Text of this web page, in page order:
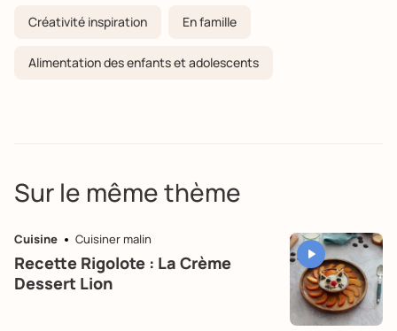
Créativité inspiration En famille
Alimentation des enfants et adolescents
Sur le même thème
Cuisine Cuisiner malin
Recette Rigolote : La Crème
Dessert Lion